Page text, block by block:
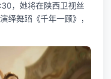
，她将在陕西卫视丝
绎舞蹈《千年一顾》，